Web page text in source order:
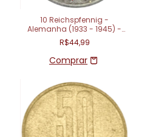
10 Reichspfennig -
Alemanha (1933 - 1945) -
Terceiro Reich
R$44,99